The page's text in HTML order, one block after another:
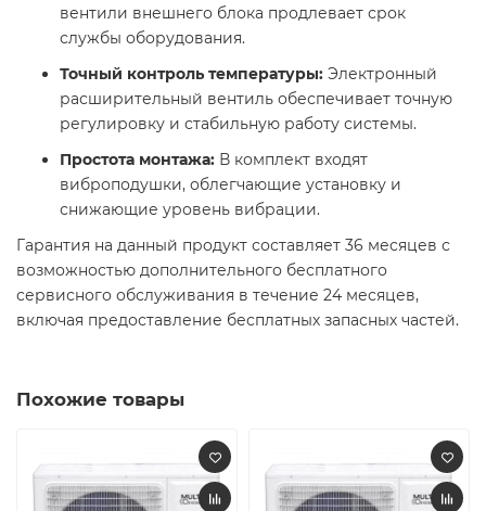
вентили внешнего блока продлевает срок
службы оборудования.​
Точный контроль температуры: Электронный
расширительный вентиль обеспечивает точную
регулировку и стабильную работу системы.​
Простота монтажа: В комплект входят
виброподушки, облегчающие установку и
снижающие уровень вибрации. ​
Гарантия на данный продукт составляет 36 месяцев с
возможностью дополнительного бесплатного
сервисного обслуживания в течение 24 месяцев,
включая предоставление бесплатных запасных частей.
Похожие товары